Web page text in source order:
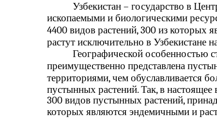
Узбекистан – государство в
ископаемыми и биологическими
4400 видов растений, 300 из которых
растут исключительно в Узбекистане
Географической особенностью
преимущественно представлена
территориями, чем обуславливается
пустынных растений. Так, в настоящее
300 видов пустынных растений,
которых являются эндемичными и